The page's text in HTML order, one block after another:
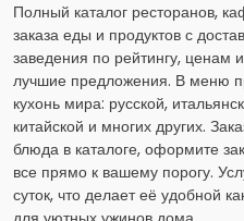
Полный каталог ресторанов,
заказа еды и продуктов с
заведения по рейтингу, ценам
лучшие предложения. В меню
кухонь мира: русской,
китайской и многих других.
блюда в каталоге, оформите
все прямо к вашему порогу.
суток, что делает её удобной